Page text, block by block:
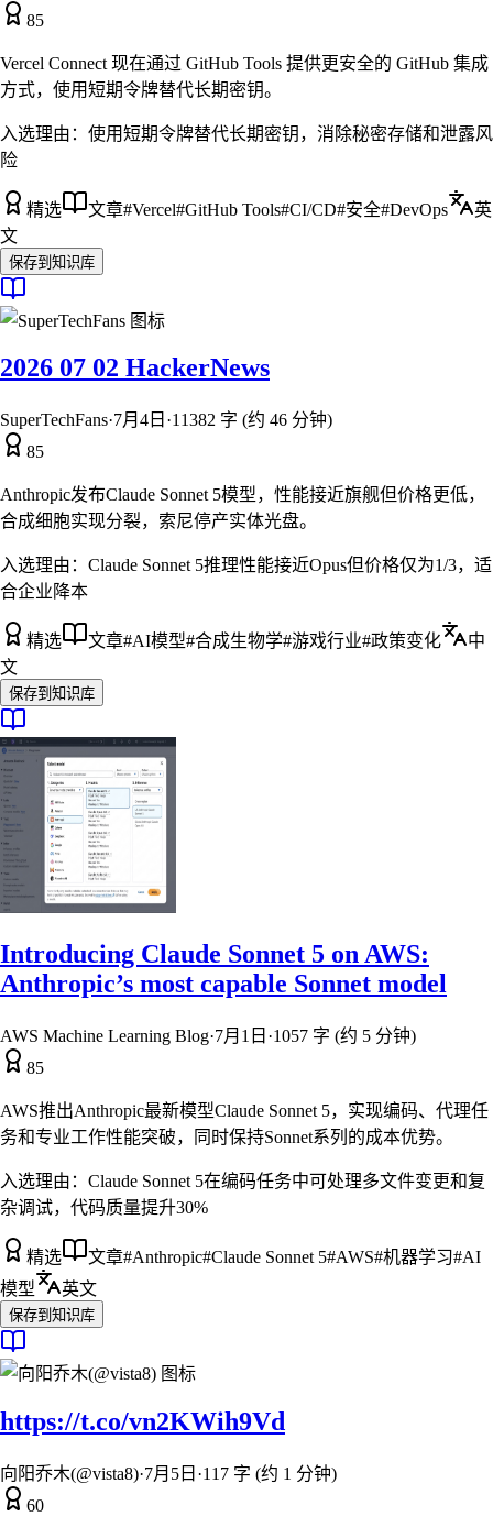
85
Vercel Connect 现在通过 GitHub Tools 提供更安全的 GitHub 集成
方式，使用短期令牌替代长期密钥。
入选理由： 使用短期令牌替代长期密钥，消除秘密存储和泄露风
险
精选 文章#Vercel#GitHub Tools#CI/CD#安全#DevOps
英
文
保存到知识库
2026 07 02 HackerNews
SuperTechFans·7月4日 ·11382 字 (约 46 分钟)
85
Anthropic发布Claude Sonnet 5模型，性能接近旗舰但价格更低，
合成细胞实现分裂，索尼停产实体光盘。
入选理由： Claude Sonnet 5推理性能接近Opus但价格仅为1/3，适
合企业降本
精选 文章#AI模型#合成生物学#游戏行业#政策变化
中
文
保存到知识库
Introducing Claude Sonnet 5 on AWS:
Anthropic’s most capable Sonnet model
AWS Machine Learning Blog·7月1日 ·1057 字 (约 5 分钟)
85
AWS推出Anthropic最新模型Claude Sonnet 5，实现编码、代理任
务和专业工作性能突破，同时保持Sonnet系列的成本优势。
入选理由： Claude Sonnet 5在编码任务中可处理多文件变更和复
杂调试，代码质量提升30%
精选 文章#Anthropic#Claude Sonnet 5#AWS#机器学习#AI
模型
英文
保存到知识库
https://t.co/vn2KWih9Vd
向阳乔木(@vista8)·7月5日 ·117 字 (约 1 分钟)
60